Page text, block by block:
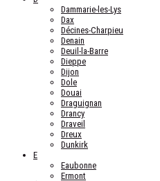
Dammarie-les-Lys
Dax
Décines-Charpieu
Denain
Deuil-la-Barre
Dieppe
Dijon
Dole
Douai
Draguignan
Drancy
Draveil
Dreux
Dunkirk
E
Eaubonne
Ermont